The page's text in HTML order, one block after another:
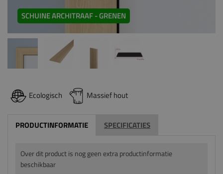
SCHUINE ARCHITRAAF - GRENEN
Ecologisch Massief hout
PRODUCTINFORMATIE SPECIFICATIES
Over dit product is nog geen extra productinformatie
beschikbaar